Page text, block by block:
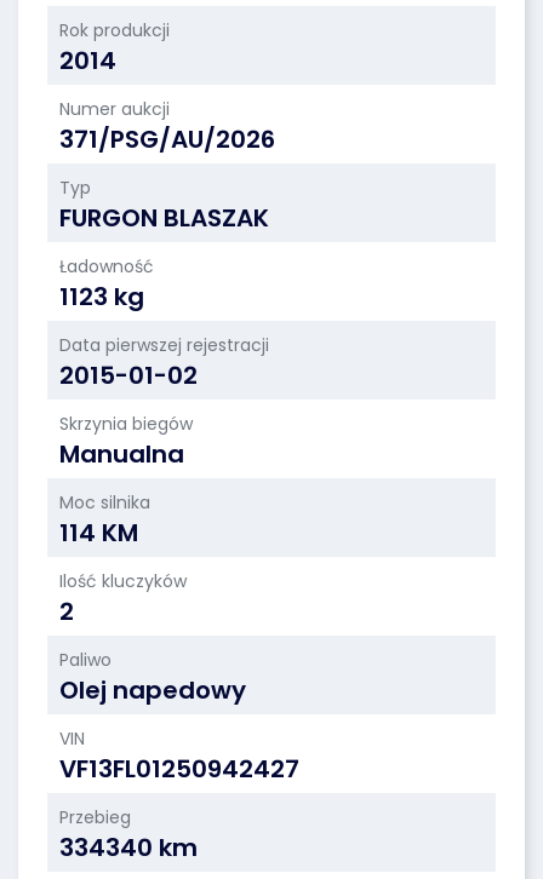
Rok produkcji
2014
Numer aukcji
371/PSG/AU/2026
Typ
FURGON BLASZAK
Ładowność
1123 kg
Data pierwszej rejestracji
2015-01-02
Skrzynia biegów
Manualna
Moc silnika
114 KM
Ilość kluczyków
2
Paliwo
Olej napedowy
VIN
VF13FL01250942427
Przebieg
334340 km